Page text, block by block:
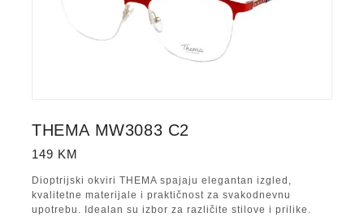
THEMA MW3083 C2
149 KM
Dioptrijski okviri THEMA spajaju elegantan izgled,
kvalitetne materijale i praktičnost za svakodnevnu
upotrebu. Idealan su izbor za različite stilove i prilike.